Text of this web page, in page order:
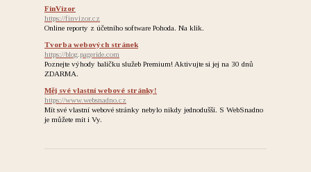
FinVizor
https://finvizor.cz
Online reporty z účetního software Pohoda. Na klik.
Tvorba webových stránek
https://blog.pageride.com
Poznejte výhody balíčku služeb Premium! Aktivujte si jej na 30 dnů
ZDARMA.
Měj své vlastní webové stránky!
https://www.websnadno.cz
Mít své vlastní webové stránky nebylo nikdy jednodušší. S WebSnadno
je můžete mít i Vy.